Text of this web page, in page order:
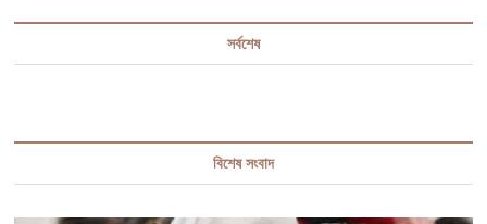
সর্বশেষ
বিশেষ সংবাদ